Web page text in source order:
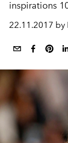
inspirations
22.11.2017 by